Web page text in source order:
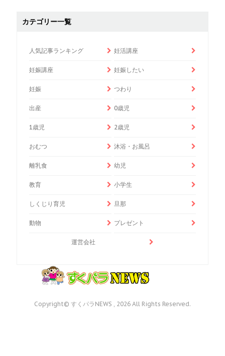
カテゴリー一覧
人気記事ランキング 妊活講座
妊娠講座 妊娠したい
妊娠 つわり
出産 0歳児
1歳児 2歳児
おむつ 沐浴・お風呂
離乳食 幼児
教育 小学生
しくじり育児 旦那
動物 プレゼント
運営会社
Copyright© すくパラNEWS , 2026 All Rights Reserved.